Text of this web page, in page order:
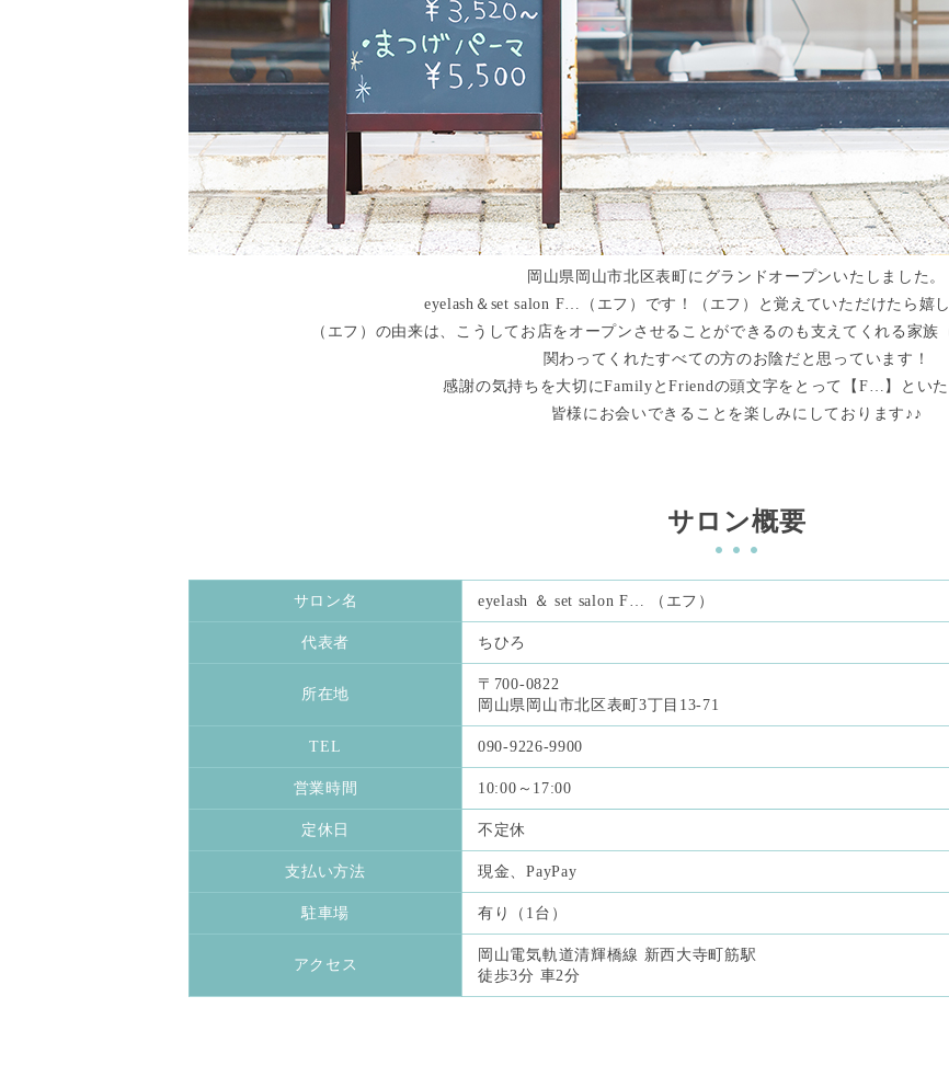
岡山県岡山市北区表町にグランドオープンいたしました。
eyelash＆set salon F…（エフ）です！（エフ）と覚えていただけたら嬉
（エフ）の由来は、こうしてお店をオープンさせることができるのも支えてくれる家族
関わってくれたすべての方のお陰だと思っています！
感謝の気持ちを大切にFamilyとFriendの頭文字をとって【F…】といた
皆様にお会いできることを楽しみにしております♪♪
サロン概要
サロン名 eyelash ＆ set salon F… （エフ）
代表者 ちひろ
所在地
〒700-0822
岡山県岡山市北区表町3丁目13-71
TEL 090-9226-9900
営業時間 10:00～17:00
定休日 不定休
支払い方法 現金、PayPay
駐車場 有り（1台）
アクセス
岡山電気軌道清輝橋線 新西大寺町筋駅
徒歩3分 車2分